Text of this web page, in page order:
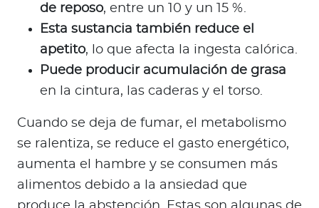
de reposo, entre un 10 y un 15 %.
Esta sustancia también reduce el
apetito, lo que afecta la ingesta calórica.
Puede producir acumulación de grasa
en la cintura, las caderas y el torso.
Cuando se deja de fumar, el metabolismo
se ralentiza, se reduce el gasto energético,
aumenta el hambre y se consumen más
alimentos debido a la ansiedad que